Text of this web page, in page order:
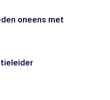
oneens met